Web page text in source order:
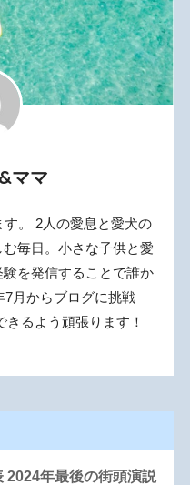
ママ
。 2人の愛息と愛犬の
毎日。小さな子供と愛
を発信することで誰か
7月からブログに挑戦
るよう頑張ります！
2024年最後の街頭演説